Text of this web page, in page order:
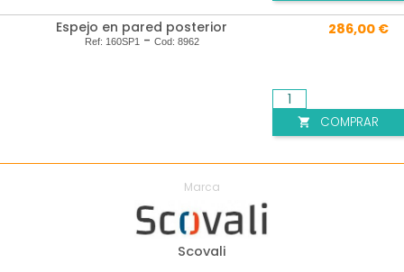
Marca
Scovali
Espejo en pared posterior
Ref: 160SP1- Cod: 8962
286,00 €
 COMPRAR